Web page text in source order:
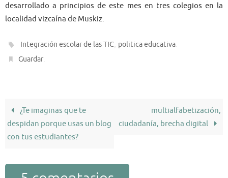
desarrollado a principios de este mes en tres colegios en la
localidad vizcaína de Muskiz.
Integración escolar de las TIC, politica educativa
Guardar
¿Te imaginas que te
despidan porque usas un blog
con tus estudiantes?
multialfabetización,
ciudadanía, brecha digital